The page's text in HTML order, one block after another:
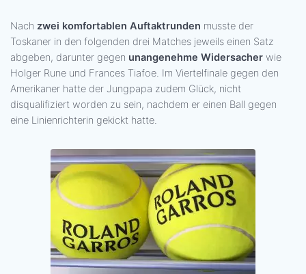
Nach zwei komfortablen Auftaktrunden musste der
Toskaner in den folgenden drei Matches jeweils einen Satz
abgeben, darunter gegen unangenehme Widersacher wie
Holger Rune und Frances Tiafoe. Im Viertelfinale gegen den
Amerikaner hatte der Jungpapa zudem Glück, nicht
disqualifiziert worden zu sein, nachdem er einen Ball gegen
eine Linienrichterin gekickt hatte.